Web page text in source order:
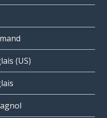
(US)